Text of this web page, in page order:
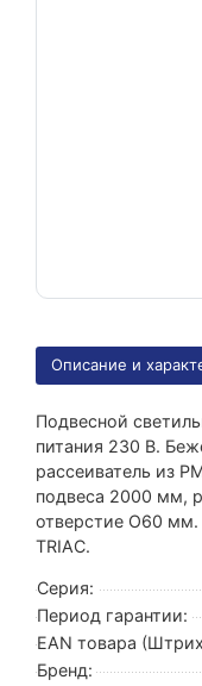
Описание и
Подвесной
питания 230 В.
рассеиватель из
подвеса 2000 мм,
отверстие O60
TRIAC.
Серия:
Период гарантии:
EAN товара
Бренд: